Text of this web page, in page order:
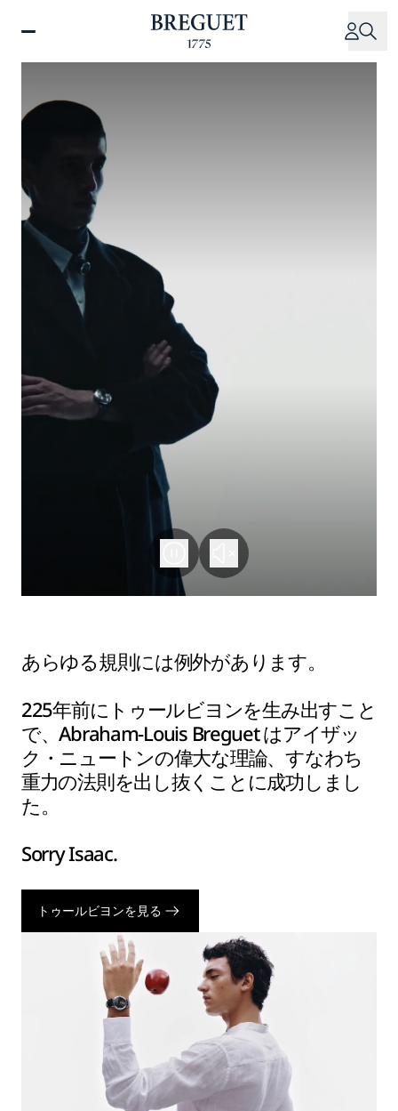
あらゆる規則には例外があります。
225年前にトゥールビヨンを生み出すこと
で、Abraham-Louis Breguet はアイザッ
ク・ニュートンの偉大な理論、すなわち
重力の法則を出し抜くことに成功しまし
た。
Sorry Isaac.
トゥールビヨンを見る